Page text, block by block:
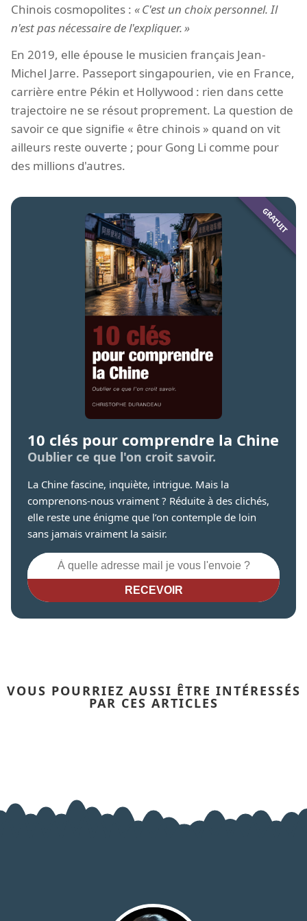
Chinois cosmopolites :
C'est un choix personnel. Il
n'est pas nécessaire de l'expliquer.
En 2019, elle épouse le musicien français Jean-
Michel Jarre. Passeport singapourien, vie en France,
carrière entre Pékin et Hollywood : rien dans cette
trajectoire ne se résout proprement. La question de
savoir ce que signifie « être chinois » quand on vit
ailleurs reste ouverte ; pour Gong Li comme pour
des millions d'autres.
10 clés pour comprendre la Chine
Oublier ce que l'on croit savoir.
La Chine fascine, inquiète, intrigue. Mais la
comprenons-nous vraiment ? Réduite à des clichés,
elle reste une énigme que l’on contemple de loin
sans jamais vraiment la saisir.
RECEVOIR
VOUS POURRIEZ AUSSI ÊTRE INTÉRESSÉS
PAR CES ARTICLES